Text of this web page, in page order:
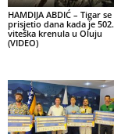
HAMDIJA ABDIĆ – Tigar se
prisjetio dana kada je 502.
viteška krenula u Oluju
(VIDEO)